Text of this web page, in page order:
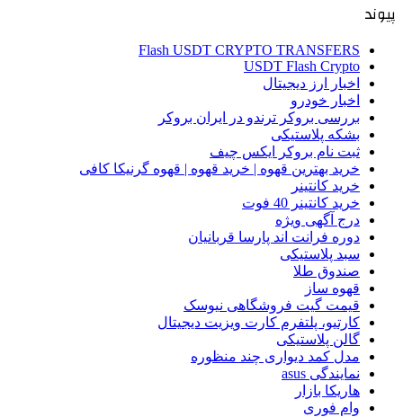
پیوند
Flash USDT CRYPTO TRANSFERS
USDT Flash Crypto
اخبار ارز دیجیتال
اخبار خودرو
بررسی بروکر ترندو در ایران بروکر
بشکه پلاستیکی
ثبت نام بروکر ایکس چیف
خرید بهترین قهوه | خرید قهوه | قهوه گرنیکا کافی
خرید کانتینر
خرید کانتینر 40 فوت
درج آگهی ویژه
دوره فرانت اند پارسا قربانیان
سبد پلاستیکی
صندوق طلا
قهوه ساز
قیمت گیت فروشگاهی نیوسک
کارتیو، پلتفرم کارت ویزیت دیجیتال
گالن پلاستیکی
مدل کمد دیواری چند منظوره
نمایندگی asus
هاریکا بازار
وام فوری